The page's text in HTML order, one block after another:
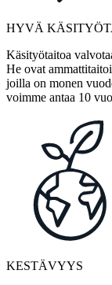
HYVÄ
Käsityötaitoa
He ovat
joilla on monen
voimme antaa 10
KESTÄVYYS